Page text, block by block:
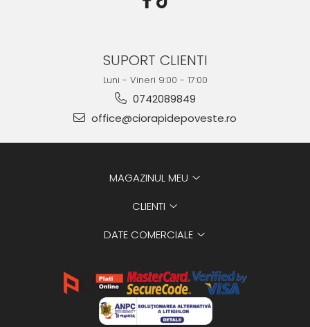
SUPORT CLIENTI
Luni - Vineri 9:00 - 17:00
0742089849
office@ciorapidepoveste.ro
MAGAZINUL MEU
CLIENTI
DATE COMERCIALE